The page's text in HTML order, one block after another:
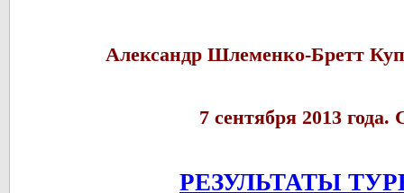
Александр Шлеменко-Бретт
7 cентября 2013
РЕЗУЛЬТАТЫ